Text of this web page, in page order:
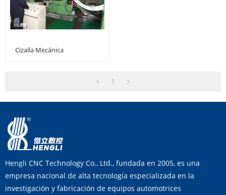
Cizalla Mecánica
1
Hengli CNC Technology Co., Ltd., fundada en 2005, es una
empresa nacional de alta tecnología especializada en la
investigación y fabricación de equipos automotrices